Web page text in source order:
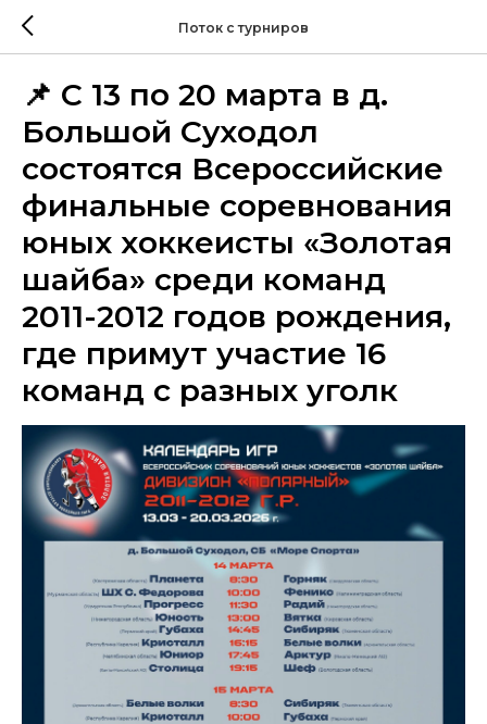
Поток с турниров
📌 С 13 по 20 марта в д.
Большой Суходол
состоятся Всероссийские
финальные соревнования
юных хоккеисты «Золотая
шайба» среди команд
2011-2012 годов рождения,
где примут участие 16
команд с разных уголк